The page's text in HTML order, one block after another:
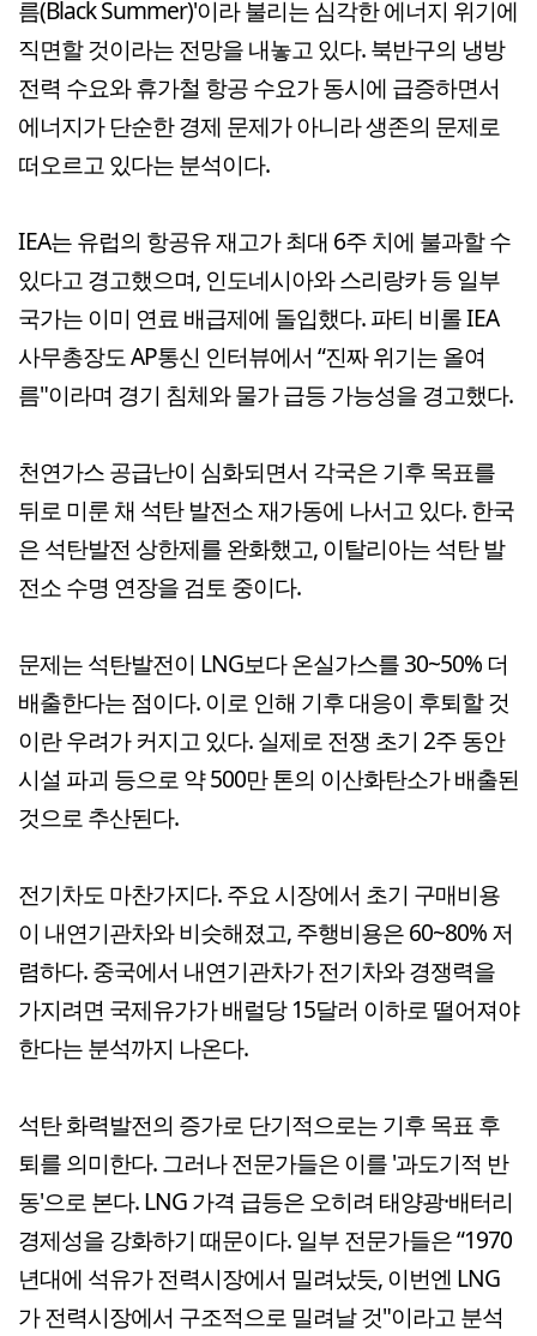
름(Black Summer)'이라 불리는 심각한 에너지 위기에
직면할 것이라는 전망을 내놓고 있다. 북반구의 냉방
전력 수요와 휴가철 항공 수요가 동시에 급증하면서
에너지가 단순한 경제 문제가 아니라 생존의 문제로
떠오르고 있다는 분석이다.
IEA는 유럽의 항공유 재고가 최대 6주 치에 불과할 수
있다고 경고했으며, 인도네시아와 스리랑카 등 일부
국가는 이미 연료 배급제에 돌입했다. 파티 비롤 IEA
사무총장도 AP통신 인터뷰에서 “진짜 위기는 올여
름"이라며 경기 침체와 물가 급등 가능성을 경고했다.
천연가스 공급난이 심화되면서 각국은 기후 목표를
뒤로 미룬 채 석탄 발전소 재가동에 나서고 있다. 한국
은 석탄발전 상한제를 완화했고, 이탈리아는 석탄 발
전소 수명 연장을 검토 중이다.
문제는 석탄발전이 LNG보다 온실가스를 30~50% 더
배출한다는 점이다. 이로 인해 기후 대응이 후퇴할 것
이란 우려가 커지고 있다. 실제로 전쟁 초기 2주 동안
시설 파괴 등으로 약 500만 톤의 이산화탄소가 배출된
것으로 추산된다.
전기차도 마찬가지다. 주요 시장에서 초기 구매비용
이 내연기관차와 비슷해졌고, 주행비용은 60~80% 저
렴하다. 중국에서 내연기관차가 전기차와 경쟁력을
가지려면 국제유가가 배럴당 15달러 이하로 떨어져야
한다는 분석까지 나온다.
석탄 화력발전의 증가로 단기적으로는 기후 목표 후
퇴를 의미한다. 그러나 전문가들은 이를 '과도기적 반
동'으로 본다. LNG 가격 급등은 오히려 태양광·배터리
경제성을 강화하기 때문이다. 일부 전문가들은 “1970
년대에 석유가 전력시장에서 밀려났듯, 이번엔 LNG
가 전력시장에서 구조적으로 밀려날 것"이라고 분석